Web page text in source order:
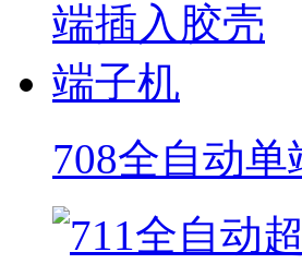
708全自动